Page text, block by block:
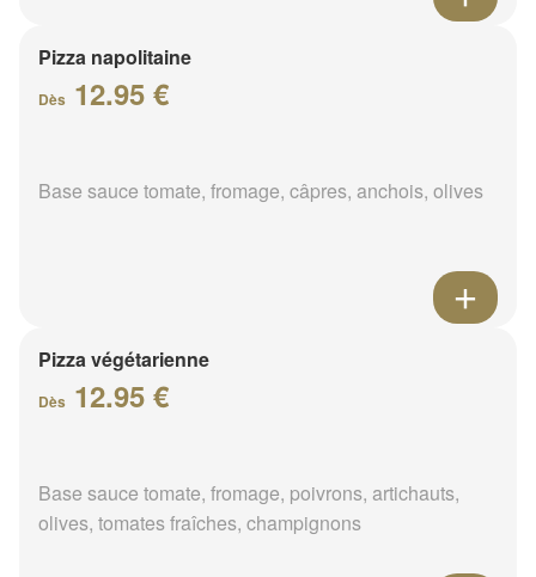
Pizza napolitaine
Dès 12.95 €
Base sauce tomate, fromage, câpres, anchois, olives
Pizza végétarienne
Dès 12.95 €
Base sauce tomate, fromage, poivrons, artichauts,
olives, tomates fraîches, champignons